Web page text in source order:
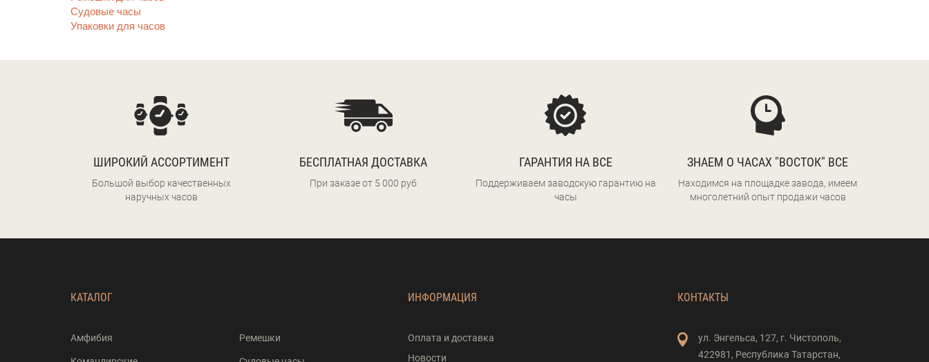
Судовые часы
Упаковки для часов
ШИРОКИЙ АССОРТИМЕНТ
Большой выбор качественных
наручных часов
БЕСПЛАТНАЯ ДОСТАВКА
При заказе от 5 000 руб
ГАРАНТИЯ НА ВСЕ
Поддерживаем заводскую гарантию на
часы
ЗНАЕМ О ЧАСАХ "ВОСТОК" ВСЕ
Находимся на площадке завода, имеем
многолетний опыт продажи часов
КАТАЛОГ
Амфибия Ремешки
ИНФОРМАЦИЯ
Оплата и доставка
Новости
КОНТАКТЫ
ул. Энгельса, 127, г. Чистополь,
422981, Республика Татарстан,